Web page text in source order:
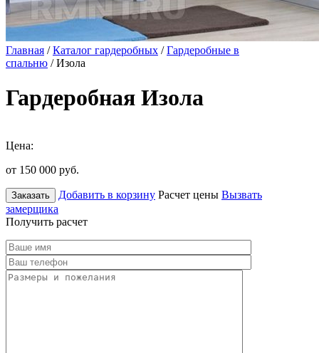
Главная /Каталог гардеробных /Гардеробные в
спальню / Изола
Гардеробная Изола
Цена:
от 150 000 руб.
Заказать Добавить в корзину Расчет цены Вызвать
замерщика
Получить расчет